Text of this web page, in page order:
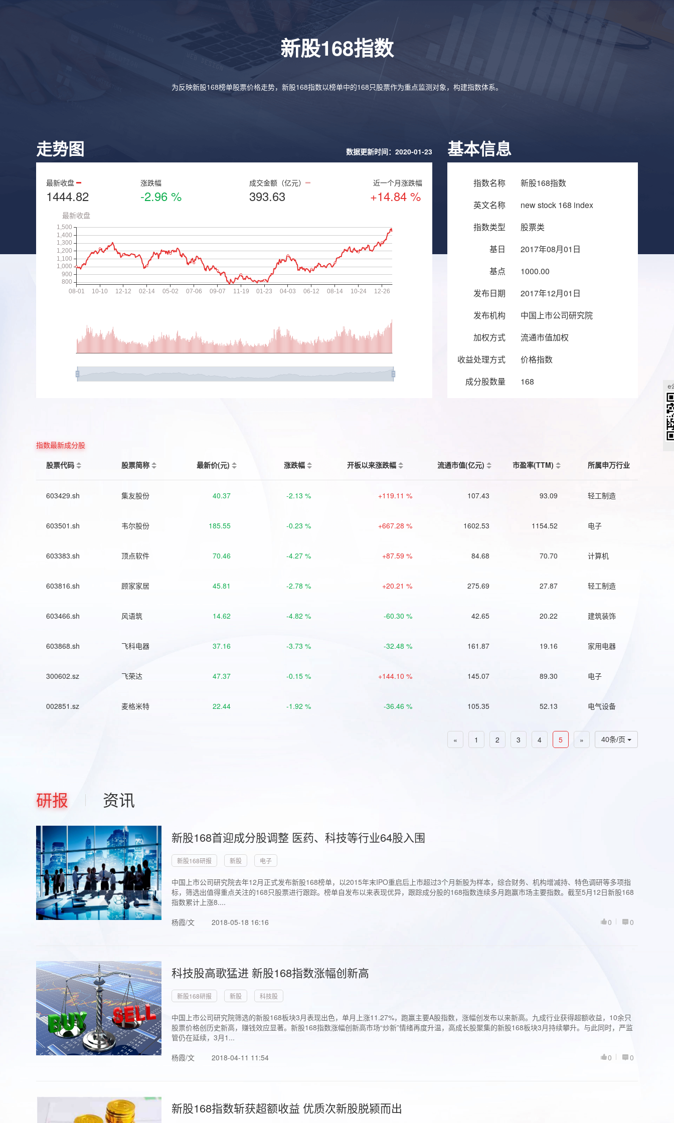
新股168指数
为反映新股168榜单股票价格走势，新股168指数以榜单中的168只股票作为重点监测对象，构建指数体系。
走势图 数据更新时间：2020-01-23
最新收盘
1444.82
涨跌幅
-2.96 %
成交金额（亿元）
393.63
近一个月涨跌幅
+14.84 %
基本信息
指数名称
新股168指数
英文名称
new stock 168 index
指数类型
股票类
基日
2017年08月01日
基点
1000.00
发布日期
2017年12月01日
发布机构
中国上市公司研究院
加权方式
流通市值加权
收益处理方式
价格指数
成分股数量
168
指数最新成分股
股票代码
股票简称 最新价(元) 涨跌幅 开板以来涨跌幅 流通市值(亿元) 市盈率(TTM) 所属申万行业
603429.sh 集友股份 40.37 -2.13 % +119.11 % 107.43 93.09 轻工制造
603501.sh 韦尔股份 185.55 -0.23 % +667.28 % 1602.53 1154.52 电子
603383.sh 顶点软件 70.46 -4.27 % +87.59 % 84.68 70.70 计算机
603816.sh 顾家家居 45.81 -2.78 % +20.21 % 275.69 27.87 轻工制造
603466.sh 风语筑 14.62 -4.82 % -60.30 % 42.65 20.22 建筑装饰
603868.sh 飞科电器 37.16 -3.73 % -32.48 % 161.87 19.16 家用电器
300602.sz 飞荣达 47.37 -0.15 % +144.10 % 145.07 89.30 电子
002851.sz 麦格米特 22.44 -1.92 % -36.46 % 105.35 52.13 电气设备
40条/页
« 1 2 3 4 5 »
研报 资讯
新股168首迎成分股调整 医药、科技等行业64股入围
新股168研报 新股 电子
中国上市公司研究院去年12月正式发布新股168榜单，以2015年末IPO重启后上市超过3个月新股为样本，综合财务、机构增减持、特色调研等多项指
标，筛选出值得重点关注的168只股票进行跟踪。榜单自发布以来表现优异，跟踪成分股的168指数连续多月跑赢市场主要指数。截至5月12日新股168
指数累计上涨8....
杨霞/文
2018-05-18 16:16 0
0
科技股高歌猛进 新股168指数涨幅创新高
新股168研报 新股 科技股
中国上市公司研究院筛选的新股168板块3月表现出色，单月上涨11.27%，跑赢主要A股指数，涨幅创发布以来新高。九成行业获得超额收益，10余只
股票价格创历史新高，赚钱效应显著。新股168指数涨幅创新高市场“炒新”情绪再度升温，高成长股聚集的新股168板块3月持续攀升。与此同时，严监
管仍在延续，3月1...
杨霞/文
2018-04-11 11:54 0
0
新股168指数斩获超额收益 优质次新股脱颍而出